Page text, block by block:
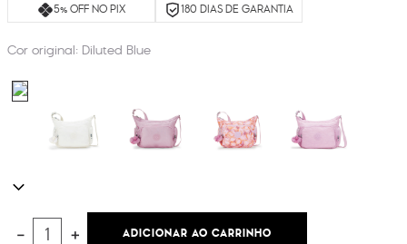
5% OFF NO PIX 180 DIAS DE GARANTIA
Cor original: Diluted Blue
＋
－ ADICIONAR AO CARRINHO